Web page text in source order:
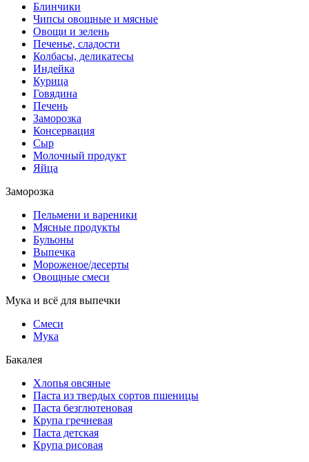
Блинчики
Чипсы овощные и мясные
Овощи и зелень
Печенье, сладости
Колбасы, деликатесы
Индейка
Курица
Говядина
Печень
Заморозка
Консервация
Сыр
Молочный продукт
Яйца
Заморозка
Пельмени и вареники
Мясные продукты
Бульоны
Выпечка
Мороженое/десерты
Овощные смеси
Мука и всё для выпечки
Смеси
Мука
Бакалея
Хлопья овсяные
Паста из твердых сортов пшеницы
Паста безглютеновая
Крупа гречневая
Паста детская
Крупа рисовая